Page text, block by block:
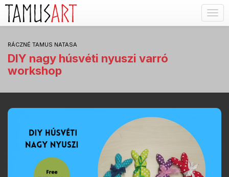
RÁCZNÉ TAMUS NATASA
DIY nagy húsvéti nyuszi varró
workshop